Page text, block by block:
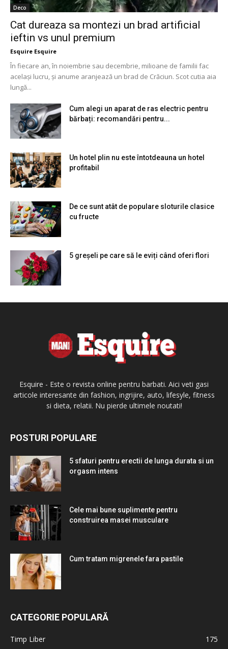
Deco
Cat dureaza sa montezi un brad artificial
ieftin vs unul premium
Esquire Esquire
În fiecare an, în noiembrie sau decembrie, milioane de familii fac
același lucru, și anume aranjează un brad de Crăciun. Scot cutia aia
lungă...
Cum alegi un aparat de ras electric pentru
bărbați: recomandări pentru...
Un hotel plin nu este întotdeauna un hotel
profitabil
De ce sunt atât de populare sloturile clasice
cu fructe
5 greșeli pe care să le eviți când oferi flori
Esquire - Este o revista online pentru barbati. Aici veti gasi
articole interesante din fashion, ingrijire, auto, lifesyle, fitness
si dieta, relatii. Nu pierde ultimele noutati!
POSTURI POPULARE
5 sfaturi pentru erectii de lunga durata si un
orgasm intens
Cele mai bune suplimente pentru
construirea masei musculare
Cum tratam migrenele fara pastile
CATEGORIE POPULARĂ
Timp Liber 175